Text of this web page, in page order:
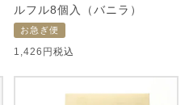
ルフル8個入（バニラ）
お急ぎ便
1,426 税込